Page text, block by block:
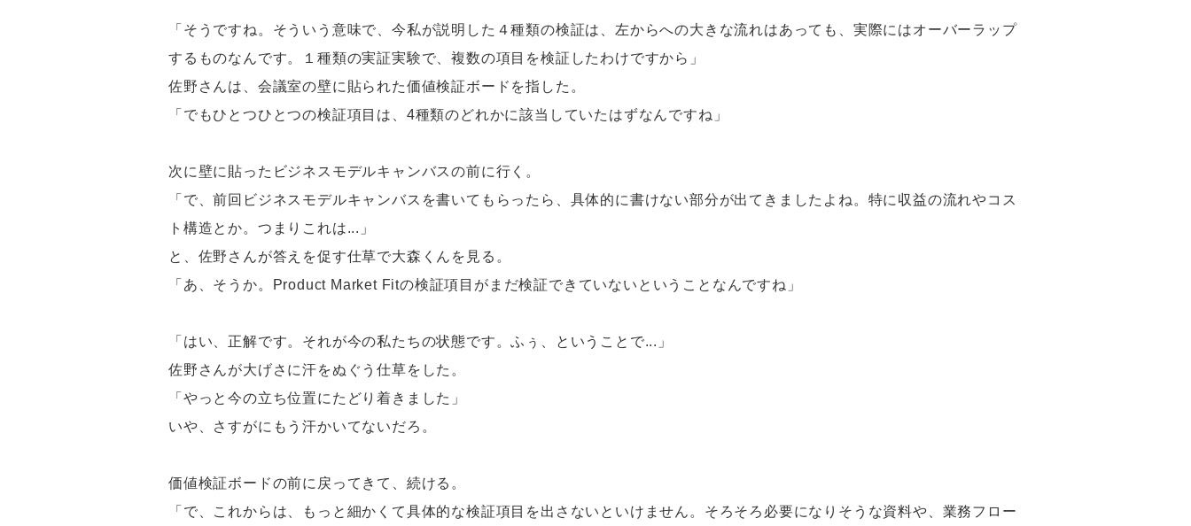
「そうですね。そういう意味で、今私が説明した４種類の検証は、左からへの大きな流れはあっても、実際にはオーバーラップ
するものなんです。１種類の実証実験で、複数の項目を検証したわけですから」
佐野さんは、会議室の壁に貼られた価値検証ボードを指した。
「でもひとつひとつの検証項目は、4種類のどれかに該当していたはずなんですね」
次に壁に貼ったビジネスモデルキャンバスの前に行く。
「で、前回ビジネスモデルキャンバスを書いてもらったら、具体的に書けない部分が出てきましたよね。特に収益の流れやコス
ト構造とか。つまりこれは...」
と、佐野さんが答えを促す仕草で大森くんを見る。
「あ、そうか。Product Market Fitの検証項目がまだ検証できていないということなんですね」
「はい、正解です。それが今の私たちの状態です。ふぅ、ということで...」
佐野さんが大げさに汗をぬぐう仕草をした。
「やっと今の立ち位置にたどり着きました」
いや、さすがにもう汗かいてないだろ。
価値検証ボードの前に戻ってきて、続ける。
「で、これからは、もっと細かくて具体的な検証項目を出さないといけません。そろそろ必要になりそうな資料や、業務フロー